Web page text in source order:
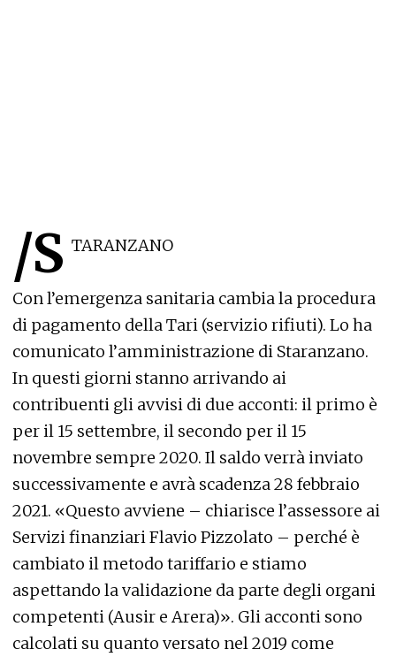
/S TARANZANO
Con l’emergenza sanitaria cambia la procedura
di pagamento della Tari (servizio rifiuti). Lo ha
comunicato l’amministrazione di Staranzano.
In questi giorni stanno arrivando ai
contribuenti gli avvisi di due acconti: il primo è
per il 15 settembre, il secondo per il 15
novembre sempre 2020. Il saldo verrà inviato
successivamente e avrà scadenza 28 febbraio
2021. «Questo avviene – chiarisce l’assessore ai
Servizi finanziari Flavio Pizzolato – perché è
cambiato il metodo tariffario e stiamo
aspettando la validazione da parte degli organi
competenti (Ausir e Arera)». Gli acconti sono
calcolati su quanto versato nel 2019 come